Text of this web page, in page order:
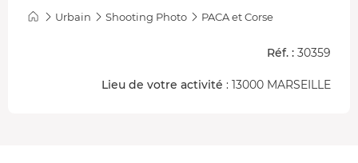
Urbain Shooting Photo PACA et Corse
Réf. : 30359
Lieu de votre activité : 13000 MARSEILLE